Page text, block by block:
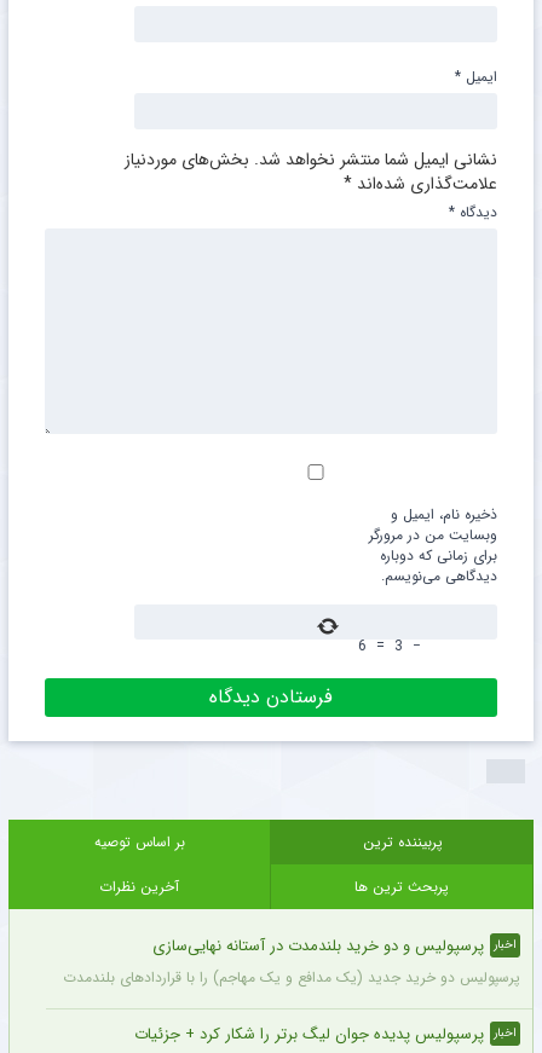
نشانی ایمیل شما منتشر نخواهد شد. بخش‌های موردنیاز
علامت‌گذاری شده‌اند *
دیدگاه *
ایمیل *
ذخیره نام، ایمیل و
وبسایت من در مرورگر
برای زمانی که دوباره
دیدگاهی می‌نویسم.
−
3
=
6
پربیننده ترین
بر اساس توصیه
پربحث ترین ها
آخرین نظرات
اخبار پرسپولیس و دو خرید بلندمدت در آستانه نهایی‌سازی
پرسپولیس دو خرید جدید (یک مدافع و یک مهاجم) را با قراردادهای بلندمدت نهایی کرده
اخبار پرسپولیس پدیده جوان لیگ برتر را شکار کرد + جزئیات